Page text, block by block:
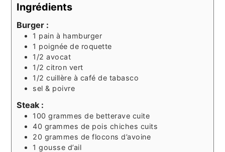
Ingrédients
Burger :
1 pain à hamburger
1 poignée de roquette
1/2 avocat
1/2 citron vert
1/2 cuillère à café de tabasco
sel & poivre
Steak :
100 grammes de betterave cuite
40 grammes de pois chiches cuits
20 grammes de flocons d’avoine
1 gousse d’ail